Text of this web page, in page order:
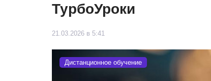
ТурбоУроки
21.03.2026 в 5:41
Дистанционное обучение